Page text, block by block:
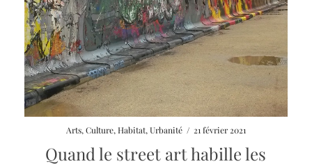
Arts, Culture, Habitat, Urbanité / 21 février 2021
Quand le street art habille les